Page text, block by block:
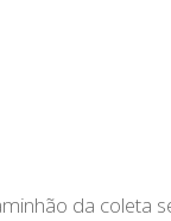
da coleta